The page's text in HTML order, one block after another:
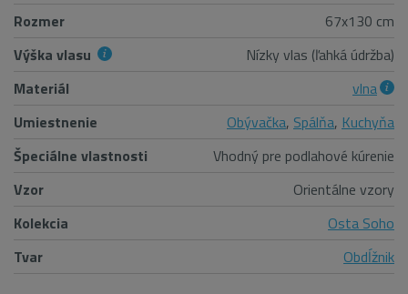
Rozmer
67x130 cm
Výška vlasu
Nízky vlas (ľahká údržba)
Materiál
vlna
Umiestnenie
Obývačka, Spálňa, Kuchyňa
Špeciálne vlastnosti
Vhodný pre podlahové kúrenie
Vzor
Orientálne vzory
Kolekcia
Osta Soho
Tvar
Obdĺžnik